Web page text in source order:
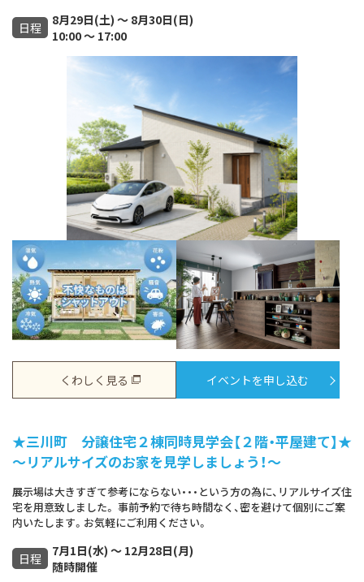
日程
8月29日(土) ～ 8月30日(日)
10:00 ～ 17:00
くわしく見る イベントを申し込む
★三川町 分譲住宅２棟同時見学会【２階・平屋建て】★
～リアルサイズのお家を見学しましょう！～
展示場は大きすぎて参考にならない・・・という方の為に、リアルサイズ住
宅を用意致しました。 事前予約で待ち時間なく、密を避けて個別にご案
内いたします。お気軽にご利用ください。
日程
7月1日(水) ～ 12月28日(月)
随時開催